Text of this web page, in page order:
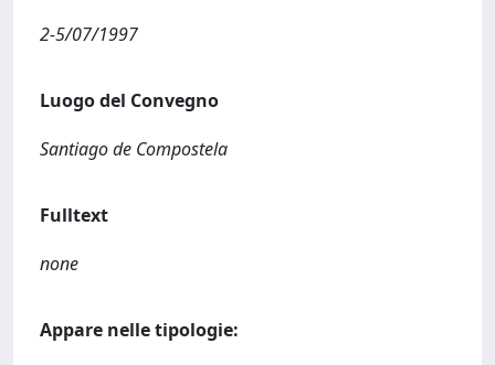
2-5/07/1997
Luogo del Convegno
Santiago de Compostela
Fulltext
none
Appare nelle tipologie: